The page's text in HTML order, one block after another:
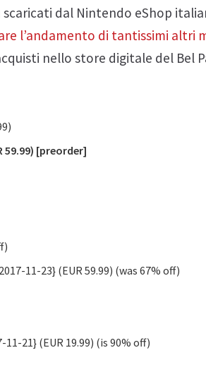
dal Nintendo eShop
l’andamento di tantissimi altri
nello store digitale del Bel
59.99) [preorder]
11-23} (EUR 59.99) (was 67% off)
21} (EUR 19.99) (is 90% off)